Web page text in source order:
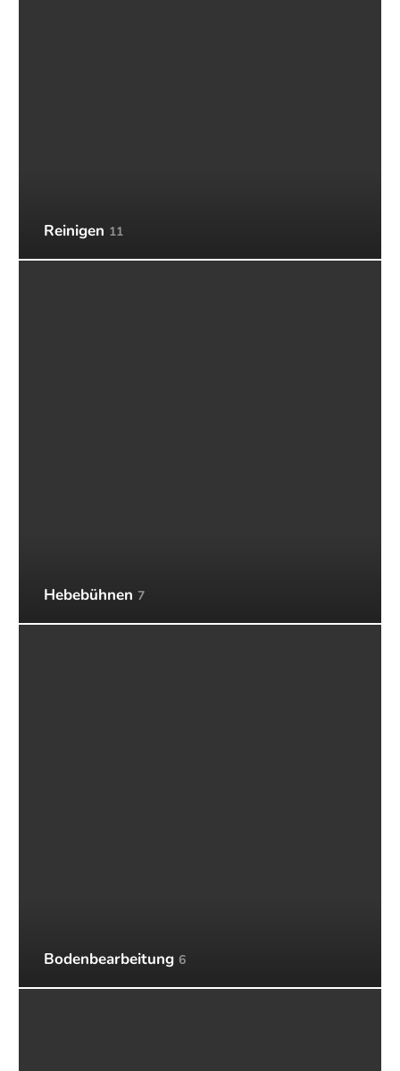
Reinigen 11
Hebebühnen 7
Bodenbearbeitung 6